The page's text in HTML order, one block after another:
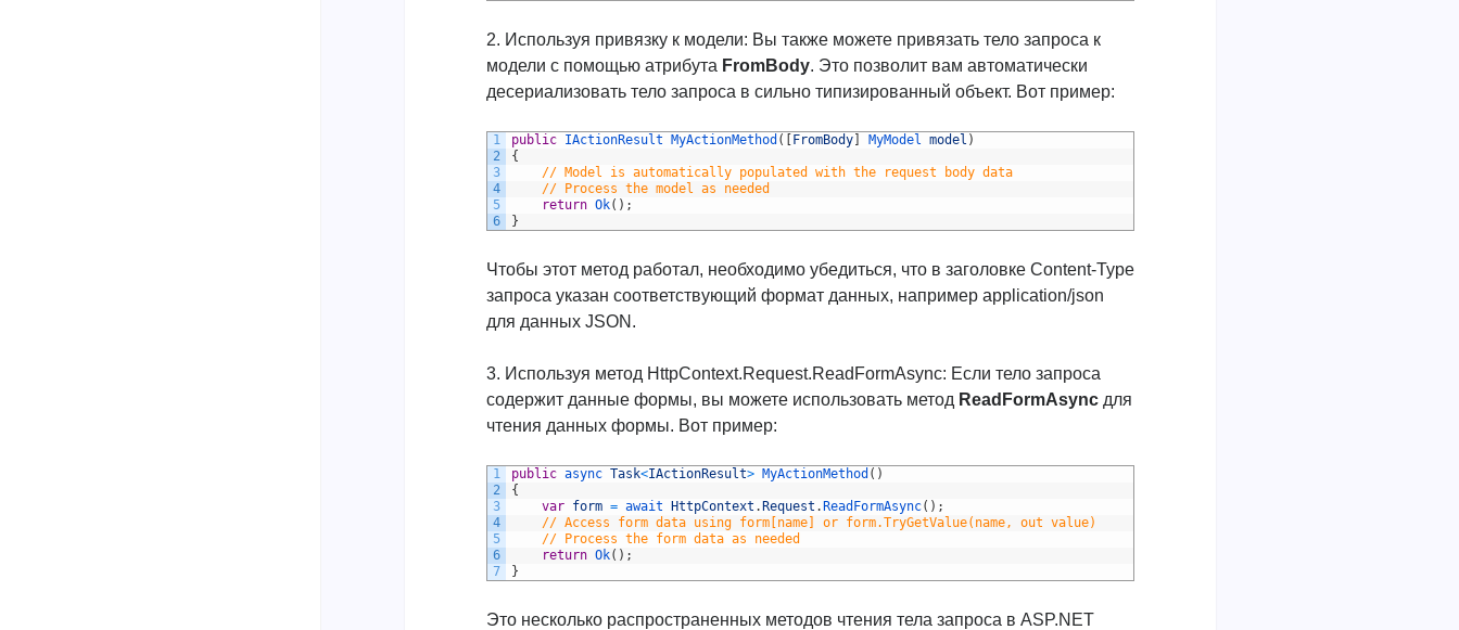
2. Используя привязку к модели: Вы также можете привязать тело запроса к
модели с помощью атрибута FromBody. Это позволит вам автоматически
десериализовать тело запроса в сильно типизированный объект. Вот пример:
1
2
3
4
5
6
public IActionResult MyActionMethod ( [FromBody] MyModel model )
{
// Model is automatically populated with the request body data
// Process the model as needed
return Ok( ) ;
}
Чтобы этот метод работал, необходимо убедиться, что в заголовке Content-Type
запроса указан соответствующий формат данных, например application/json
для данных JSON.
3. Используя метод HttpContext.Request.ReadFormAsync: Если тело запроса
содержит данные формы, вы можете использовать метод ReadFormAsync для
чтения данных формы. Вот пример:
1
2
3
4
5
6
7
public async Task<IActionResult> MyActionMethod ( )
{
var form = await HttpContext .Request .ReadFormAsync( ) ;
// Access form data using form[name] or form.TryGetValue(name, out value)
// Process the form data as needed
return Ok( ) ;
}
Это несколько распространенных методов чтения тела запроса в ASP.NET